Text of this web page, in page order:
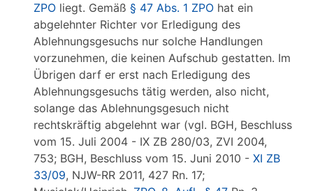
ZPO liegt. Gemäß § 47 Abs. 1 ZPO hat ein
abgelehnter Richter vor Erledigung des
Ablehnungsgesuchs nur solche Handlungen
vorzunehmen, die keinen Aufschub gestatten. Im
Übrigen darf er erst nach Erledigung des
Ablehnungsgesuchs tätig werden, also nicht,
solange das Ablehnungsgesuch nicht
rechtskräftig abgelehnt war (vgl. BGH, Beschluss
vom 15. Juli 2004 - IX ZB 280/03, ZVI 2004,
753; BGH, Beschluss vom 15. Juni 2010 - XI ZB
33/09, NJW-RR 2011, 427 Rn. 17;